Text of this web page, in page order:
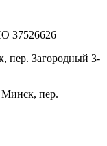
37526626
пер. Загородный 3-
Минск, пер.